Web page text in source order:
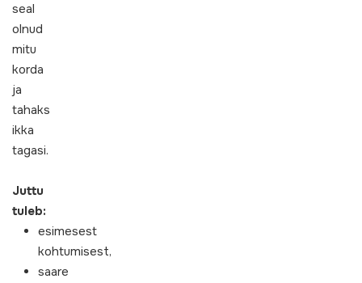
seal
olnud
mitu
korda
ja
tahaks
ikka
tagasi.
Juttu
tuleb:
esimesest
kohtumisest,
saare